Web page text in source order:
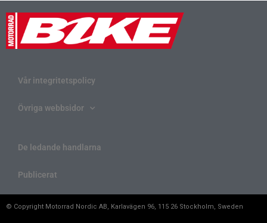
Vår integritetspolicy
Övriga webbsidor
De ledande handlarna
Publicerat
© Copyright Motorrad Nordic AB, Karlavägen 96, 115 26 Stockholm, Sweden